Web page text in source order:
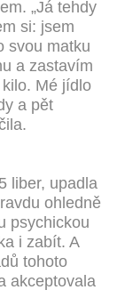
„Já tehdy
si: jsem
svou matku
a zastavím
Mé jídlo
a pět
liber, upadla
ohledně
psychickou
i zabít. A
tohoto
akceptovala